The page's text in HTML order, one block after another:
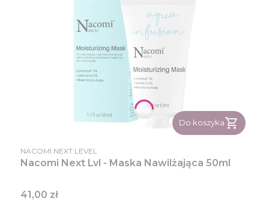
Do koszyka
PRODUCENT
NACOMI NEXT LEVEL
Nacomi Next Lvl - Maska Nawilżająca 50ml
Cena
41,00 zł